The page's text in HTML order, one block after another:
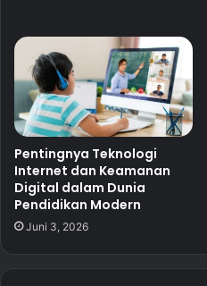
Pentingnya Teknologi
Internet dan Keamanan
Digital dalam Dunia
Pendidikan Modern
Juni 3, 2026